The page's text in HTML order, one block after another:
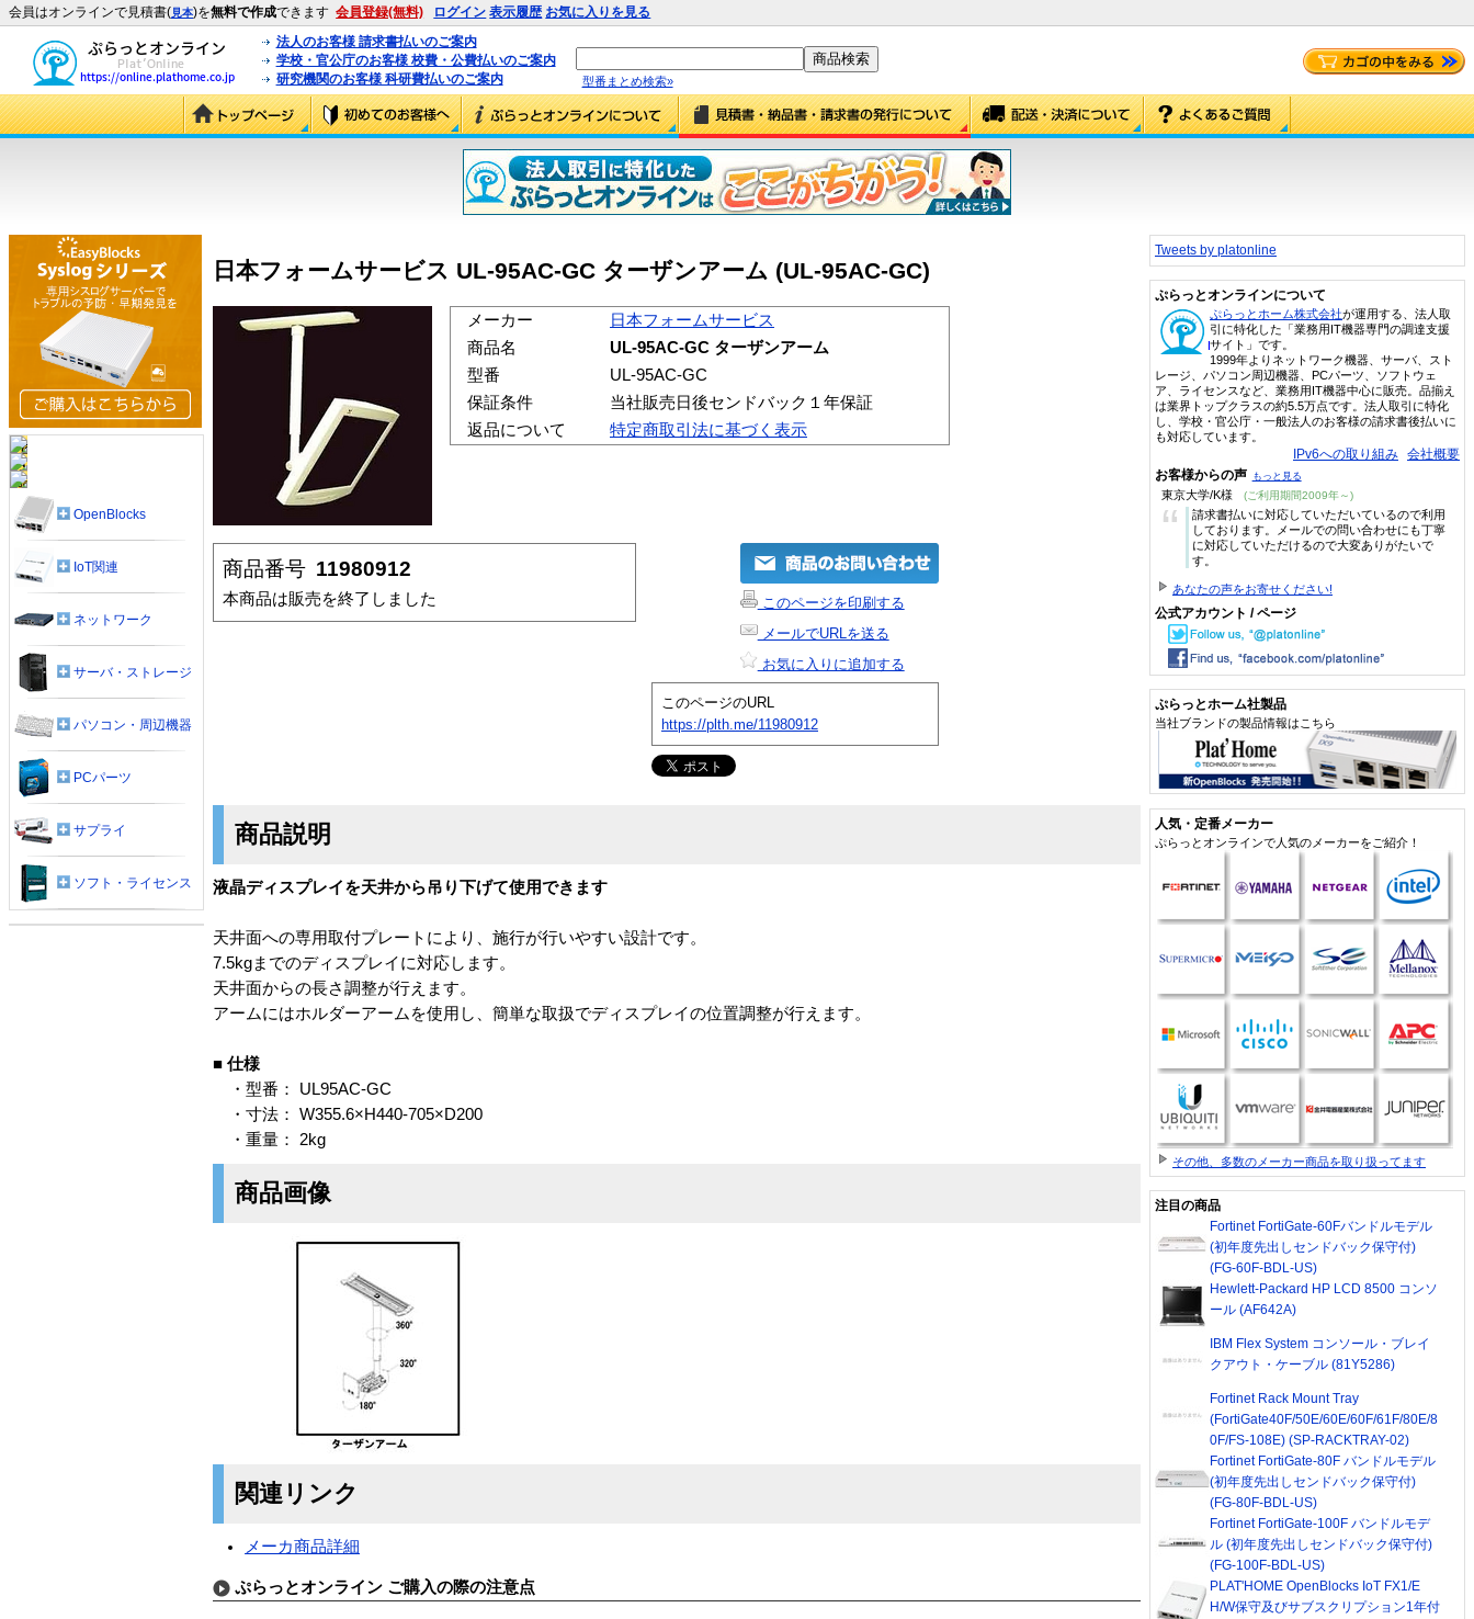
会員はオンラインで見積書(見本)を無料で作成できます 会員登録(無料) ログイン 表示履歴 お気に入りを見る
法人のお客様 請求書払いのご案内
学校・官公庁のお客様 校費・公費払いのご案内
研究機関のお客様 科研費払いのご案内
型番まとめ検索»
日本フォームサービス UL-95AC-GC ターザンアーム (UL-95AC-GC)
メーカー
日本フォームサービス
商品名
UL-95AC-GC ターザンアーム
型番
UL-95AC-GC
保証条件
当社販売日後センドバック１年保証
返品について
特定商取引法に基づく表示
商品番号 11980912
本商品は販売を終了しました
このページを印刷する
メールでURLを送る
お気に入りに追加する
このページのURL
https://plth.me/11980912
商品説明
液晶ディスプレイを天井から吊り下げて使用できます
天井面への専用取付プレートにより、施行が行いやすい設計です。
7.5kgまでのディスプレイに対応します。
天井面からの長さ調整が行えます。
アームにはホルダーアームを使用し、簡単な取扱でディスプレイの位置調整が行えます。
■ 仕様
・型番： UL95AC-GC
・寸法： W355.6×H440-705×D200
・重量： 2kg
商品画像
関連リンク
メーカ商品詳細
ぷらっとオンライン ご購入の際の注意点
OpenBlocks
IoT関連
ネットワーク
サーバ・ストレージ
パソコン・周辺機器
PCパーツ
サプライ
ソフト・ライセンス
Tweets by platonline
ぷらっとオンラインについて
ぷらっとホーム株式会社が運用する、法人取
引に特化した「業務用IT機器専門の調達支援
サイト」です。
1999年よりネットワーク機器、サーバ、スト
レージ、パソコン周辺機器、PCパーツ、ソフトウェ
ア、ライセンスなど、業務用IT機器中心に販売。品揃え
は業界トップクラスの約5.5万点です。法人取引に特化
し、学校・官公庁・一般法人のお客様の請求書後払いに
も対応しています。
IPv6への取り組み 会社概要
お客様からの声 もっと見る
東京大学/K様 (ご利用期間2009年～)
“
請求書払いに対応していただいているので利用
しております。メールでの問い合わせにも丁寧
に対応していただけるので大変ありがたいで
す。
あなたの声をお寄せください!
公式アカウント / ページ
ぷらっとホーム社製品
当社ブランドの製品情報はこちら
人気・定番メーカー
ぷらっとオンラインで人気のメーカーをご紹介！
その他、多数のメーカー商品を取り扱ってます
注目の商品
Fortinet FortiGate-60Fバンドルモデル
(初年度先出しセンドバック保守付)
(FG-60F-BDL-US)
Hewlett-Packard HP LCD 8500 コンソ
ール (AF642A)
IBM Flex System コンソール・ブレイ
クアウト・ケーブル (81Y5286)
Fortinet Rack Mount Tray
(FortiGate40F/50E/60E/60F/61F/80E/8
0F/FS-108E) (SP-RACKTRAY-02)
Fortinet FortiGate-80F バンドルモデル
(初年度先出しセンドバック保守付)
(FG-80F-BDL-US)
Fortinet FortiGate-100F バンドルモデ
ル (初年度先出しセンドバック保守付)
(FG-100F-BDL-US)
PLAT'HOME OpenBlocks IoT FX1/E
H/W保守及びサブスクリプション1年付